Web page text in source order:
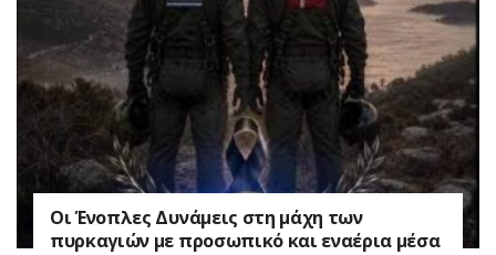
Οι Ένοπλες Δυνάμεις στη μάχη των
πυρκαγιών με προσωπικό και εναέρια μέσα